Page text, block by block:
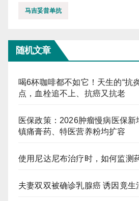
马吉妥昔单抗
随机文章
喝6杯咖啡都不如它！天生的“抗
点，血栓追不上、抗癌又抗老
医保政策：2026肿瘤慢病医保新
镇痛膏药、特医营养粉均扩容
使用尼达尼布治疗时，如何监测
夫妻双双被确诊乳腺癌 诱因竟生